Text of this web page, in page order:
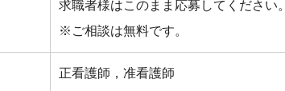
求職者様はこのまま応募してください。
※ご相談は無料です。
正看護師，准看護師